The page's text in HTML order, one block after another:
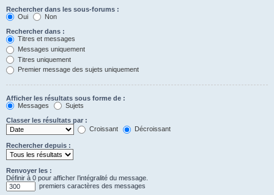
Rechercher dans les sous-forums :
Oui
Non
Rechercher dans :
Titres et messages
Messages uniquement
Titres uniquement
Premier message des sujets uniquement
Afficher les résultats sous forme de :
Messages
Sujets
Classer les résultats par :
Croissant
Décroissant
Rechercher depuis :
Renvoyer les :
Définir à 0 pour afficher l’intégralité du message.
premiers caractères des messages